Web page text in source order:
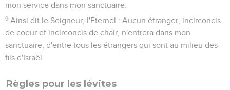
mon service dans mon sanctuaire.
9 Ainsi dit le Seigneur, l'Éternel : Aucun étranger, incirconcis
de coeur et incirconcis de chair, n'entrera dans mon
sanctuaire, d'entre tous les étrangers qui sont au milieu des
fils d'Israël.
Règles pour les lévites